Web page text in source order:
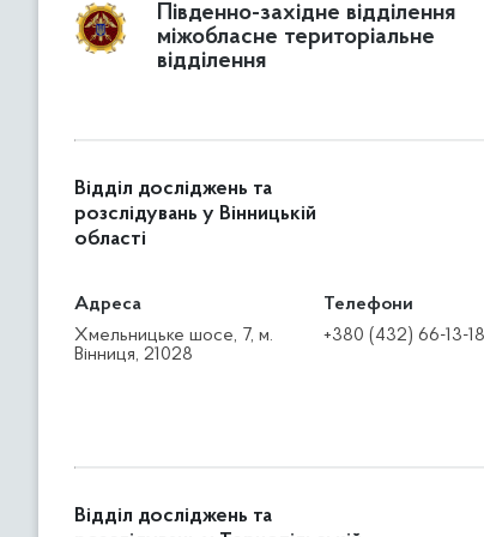
Південно-західне відділення
міжобласне територіальне
відділення
Відділ досліджень та
розслідувань у Вінницькій
області
Адреса
Хмельницьке шосе, 7, м.
Вінниця, 21028
Телефони
+380 (432) 66-13-18
Відділ досліджень та